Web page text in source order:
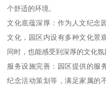
个舒适的环境。
文化底蕴深厚：作为人文纪念
文化，园区内设有多种文化景
同时，也能感受到深厚的文化氛
服务设施完善：园区提供的服
纪念活动策划等，满足家属的